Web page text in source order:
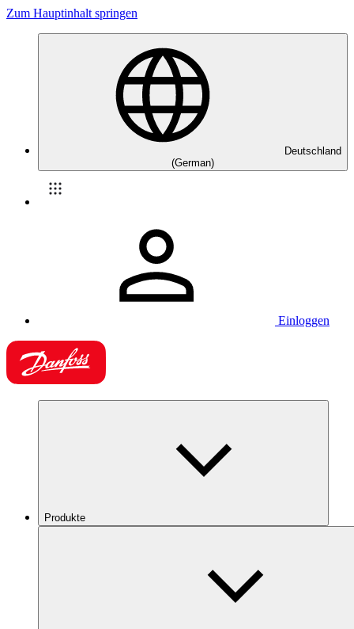
Zum Hauptinhalt springen
Deutschland
(German)
Einloggen
Produkte